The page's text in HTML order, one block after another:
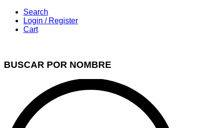
Search
Login / Register
Cart
BUSCAR POR NOMBRE